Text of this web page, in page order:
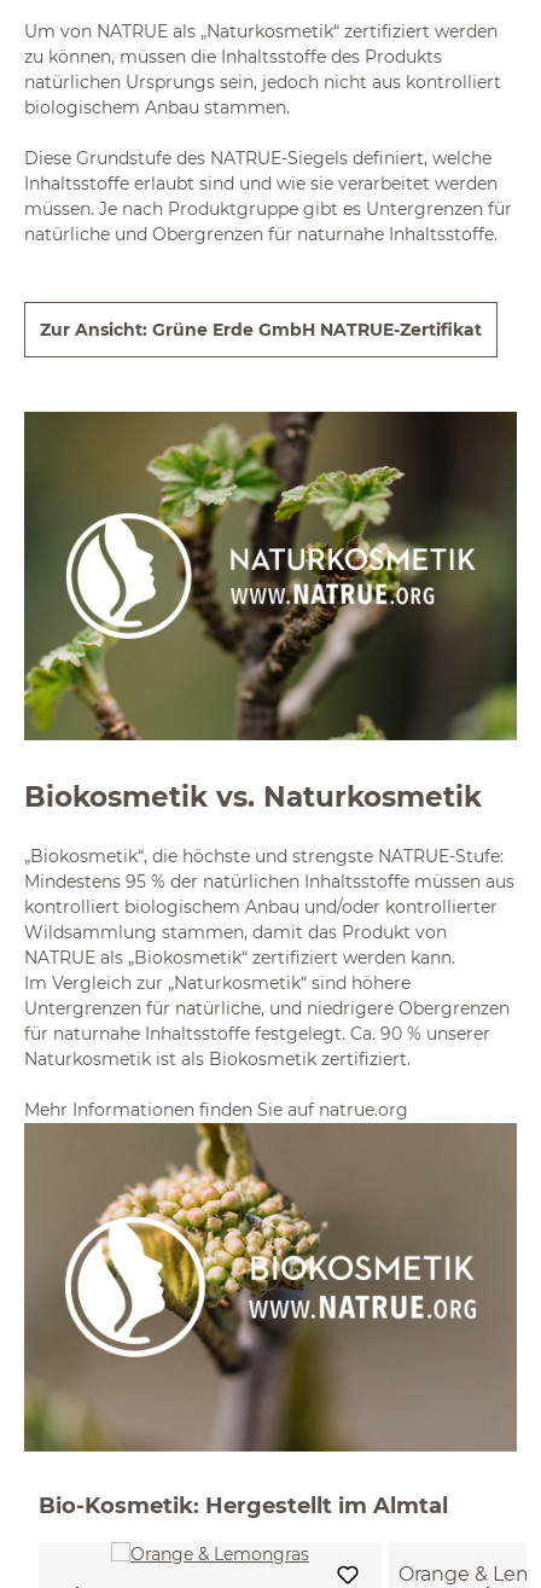
Um von NATRUE als „Naturkosmetik“ zertifiziert werden
zu können, müssen die Inhaltsstoffe des Produkts
natürlichen Ursprungs sein, jedoch nicht aus kontrolliert
biologischem Anbau stammen.
Diese Grundstufe des NATRUE-Siegels definiert, welche
Inhaltsstoffe erlaubt sind und wie sie verarbeitet werden
müssen. Je nach Produktgruppe gibt es Untergrenzen für
natürliche und Obergrenzen für naturnahe Inhaltsstoffe.
Zur Ansicht: Grüne Erde GmbH NATRUE-Zertifikat
Biokosmetik vs. Naturkosmetik
„Biokosmetik“, die höchste und strengste NATRUE-Stufe:
Mindestens 95 % der natürlichen Inhaltsstoffe müssen aus
kontrolliert biologischem Anbau und/oder kontrollierter
Wildsammlung stammen, damit das Produkt von
NATRUE als „Biokosmetik“ zertifiziert werden kann.
Im Vergleich zur „Naturkosmetik“ sind höhere
Untergrenzen für natürliche, und niedrigere Obergrenzen
für naturnahe Inhaltsstoffe festgelegt. Ca. 90 % unserer
Naturkosmetik ist als Biokosmetik zertifiziert.
Mehr Informationen finden Sie auf natrue.org
Bio-Kosmetik: Hergestellt im Almtal
Orange &